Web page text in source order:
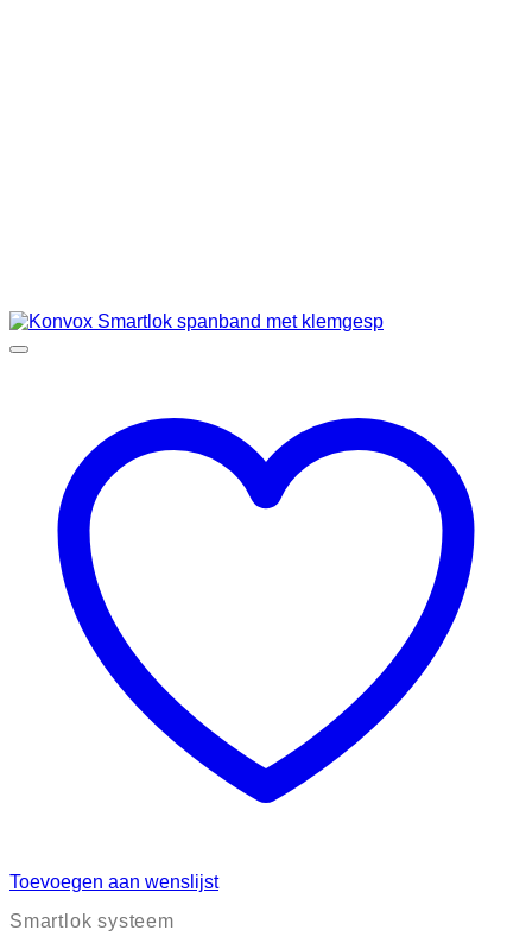
Toevoegen aan wenslijst
Smartlok systeem